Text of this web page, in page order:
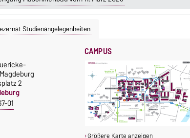
Studienangelegenheiten
2
01
CAMPUS
Größere Karte anzeigen